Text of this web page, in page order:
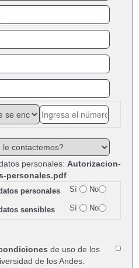
personales: Autorizacion-
personales.pdf
personales Sí No
sensibles Sí No
de uso de los
de los Andes.